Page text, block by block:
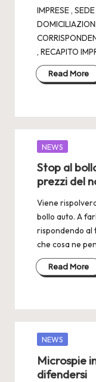
IMPRESE ,
, RECAPITO
Read More
Posted
NEWS
Stop al
prezzi del
Viene
bollo auto. A
rispondendo al
che cosa ne
Read More
Posted
NEWS
Microspie
difendersi